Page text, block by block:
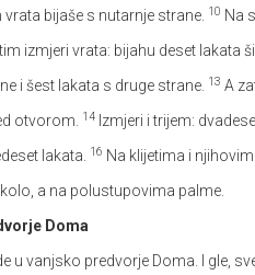
vrata bijaše s nutarnje strane. 10 Na
izmjeri vrata: bijahu deset lakata
i šest lakata s druge strane. 13 A
otvorom.
14 Izmjeri i trijem:
lakata.
16 Na klijetima i
a na polustupovima palme.
Doma
u vanjsko predvorje Doma. I gle,